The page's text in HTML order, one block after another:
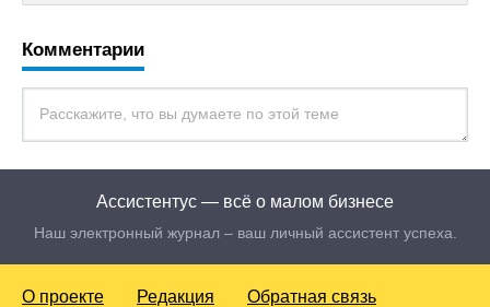
Комментарии
Ассистентус — всё о малом бизнесе
Наш электронный журнал – ваш личный ассистент успеха.
О проекте Редакция Обратная связь